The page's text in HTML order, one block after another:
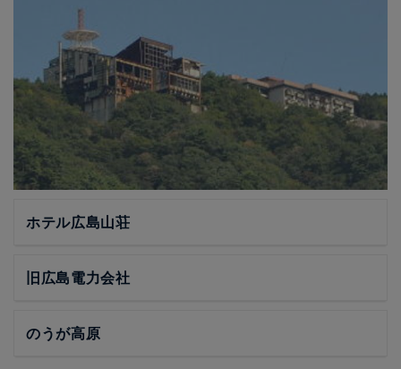
ホテル広島山荘
旧広島電力会社
のうが高原